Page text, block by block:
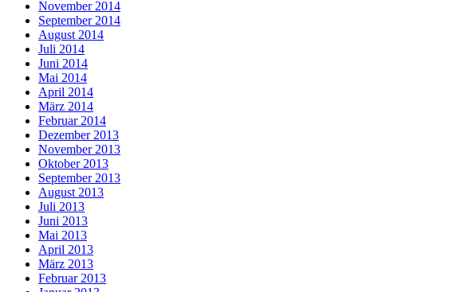
November 2014
September 2014
August 2014
Juli 2014
Juni 2014
Mai 2014
April 2014
März 2014
Februar 2014
Dezember 2013
November 2013
Oktober 2013
September 2013
August 2013
Juli 2013
Juni 2013
Mai 2013
April 2013
März 2013
Februar 2013